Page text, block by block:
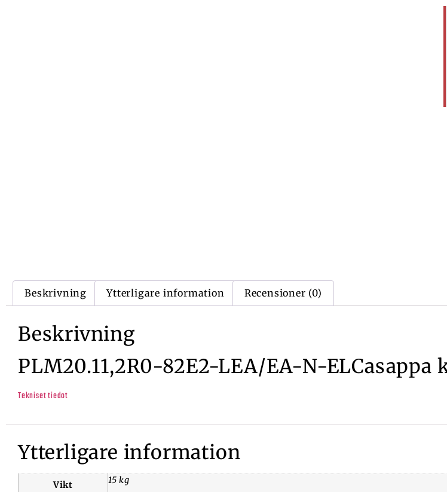
Beskrivning Ytterligare information Recensioner (0)
Beskrivning
PLM20.11,2R0-82E2-LEA/EA-N-
Tekniset tiedot
Ytterligare information
Vikt 15 kg